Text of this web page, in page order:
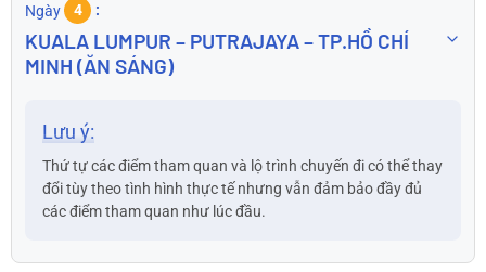
Ngày 4
KUALA LUMPUR – PUTRAJAYA – TP.HỒ CHÍ
MINH (ĂN SÁNG)
Lưu ý:
Thứ tự các điểm tham quan và lộ trình chuyến đi có thể thay
đổi tùy theo tình hình thực tế nhưng vẫn đảm bảo đầy đủ
các điểm tham quan như lúc đầu.